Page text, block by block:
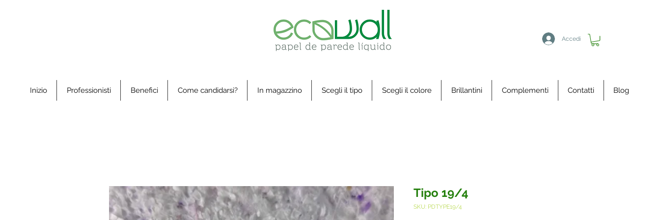
Accedi
Inizio Professionisti Benefici Come candidarsi? In magazzino Scegli il tipo Scegli il colore Brillantini Complementi Contatti Blog
Tipo 19/4
SKU: PDTYPE19/4